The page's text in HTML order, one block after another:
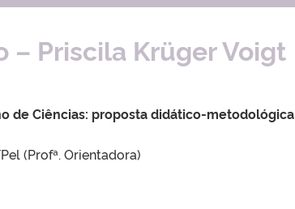
– Priscila Krüger Voigt
de Ciências: proposta didático-metodológica
(Profª. Orientadora)